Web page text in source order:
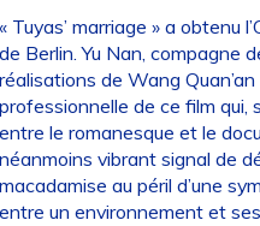
Tuyas’ marriage » a obtenu
Berlin. Yu Nan, compagne
de Wang
de ce film qui,
le romanesque et le
vibrant signal de
au péril d’une
un environnement et